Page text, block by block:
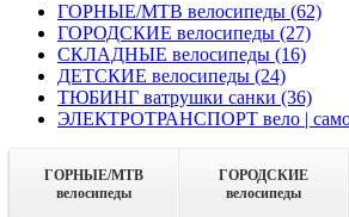
ГОРНЫЕ/MTB велосипеды (62)
ГОРОДСКИЕ велосипеды (27)
СКЛАДНЫЕ велосипеды (16)
ДЕТСКИЕ велосипеды (24)
ТЮБИНГ ватрушки санки (36)
ЭЛЕКТРОТРАНСПОРТ вело |
ГОРНЫЕ/MTB
велосипеды
ГОРОДСКИЕ
велосипеды